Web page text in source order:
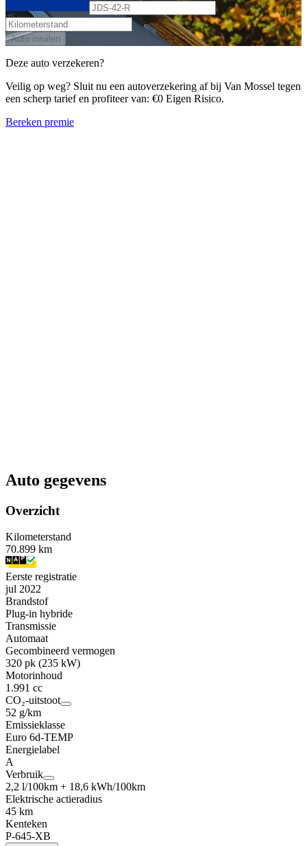
Auto inruilen
Deze auto verzekeren?
Veilig op weg? Sluit nu een autoverzekering af bij Van Mossel tegen
een scherp tarief en profiteer van: €0 Eigen Risico.
Bereken premie
Auto gegevens
Overzicht
Kilometerstand
70.899 km
Eerste registratie
jul 2022
Brandstof
Plug-in hybride
Transmissie
Automaat
Gecombineerd vermogen
320 pk (235 kW)
Motorinhoud
1.991 cc
CO₂-uitstoot
52 g/km
Emissieklasse
Euro 6d-TEMP
Energielabel
A
Verbruik
2,2 l/100km + 18,6 kWh/100km
Elektrische actieradius
45 km
Kenteken
P-645-XB